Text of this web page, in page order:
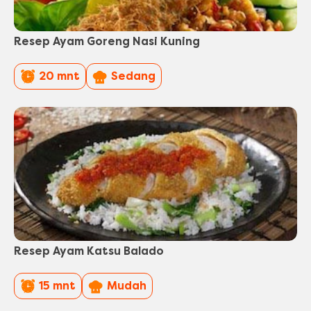
Resep Ayam Goreng Nasi Kuning
PreparationTime
20 mnt Difficulty
Sedang
Resep Ayam Katsu Balado
PreparationTime
15 mnt Difficulty
Mudah